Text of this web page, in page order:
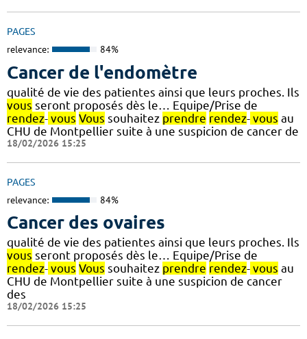
PAGES
relevance: 84%
Cancer de l'endomètre
qualité de vie des patientes ainsi que leurs proches. Ils
vous seront proposés dès le… Equipe/Prise de
rendez- vous Vous souhaitez prendre rendez- vous au
CHU de Montpellier suite à une suspicion de cancer de
18/02/2026 15:25
PAGES
relevance: 84%
Cancer des ovaires
qualité de vie des patientes ainsi que leurs proches. Ils
vous seront proposés dès le… Equipe/Prise de
rendez- vous Vous souhaitez prendre rendez- vous au
CHU de Montpellier suite à une suspicion de cancer
des
18/02/2026 15:25